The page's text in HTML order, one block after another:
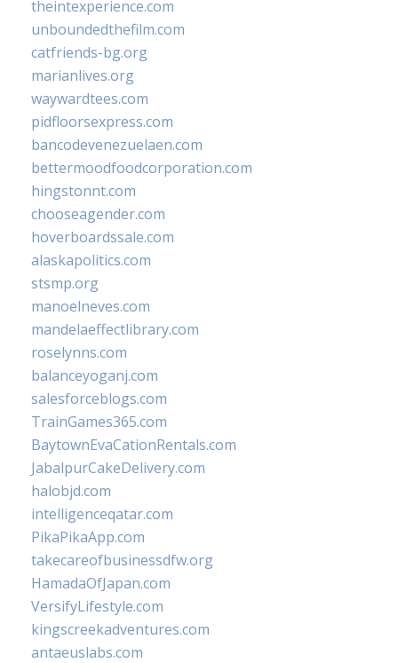
theintexperience.com
unboundedthefilm.com
catfriends-bg.org
marianlives.org
waywardtees.com
pidfloorsexpress.com
bancodevenezuelaen.com
bettermoodfoodcorporation.com
hingstonnt.com
chooseagender.com
hoverboardssale.com
alaskapolitics.com
stsmp.org
manoelneves.com
mandelaeffectlibrary.com
roselynns.com
balanceyoganj.com
salesforceblogs.com
TrainGames365.com
BaytownEvaCationRentals.com
JabalpurCakeDelivery.com
halobjd.com
intelligenceqatar.com
PikaPikaApp.com
takecareofbusinessdfw.org
HamadaOfJapan.com
VersifyLifestyle.com
kingscreekadventures.com
antaeuslabs.com